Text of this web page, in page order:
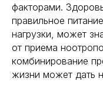
факторами.
правильное
нагрузки, может
от приема
комбинирование
жизни может дать